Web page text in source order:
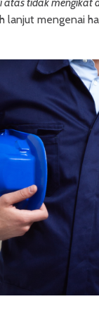
lanjut mengenai